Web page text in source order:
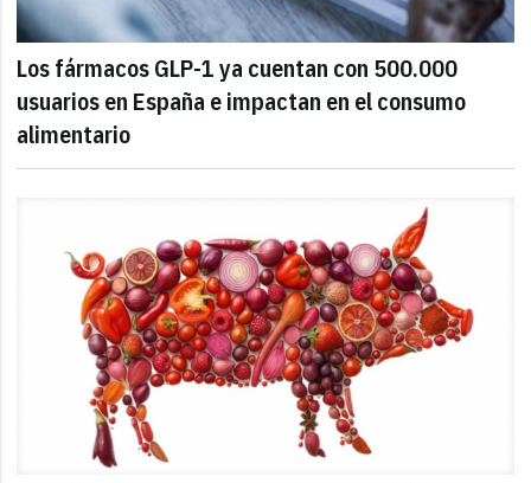
Los fármacos GLP-1 ya cuentan con 500.000
usuarios en España e impactan en el consumo
alimentario